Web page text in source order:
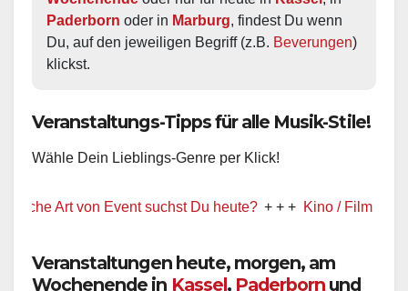
Paderborn oder in Marburg, findest Du wenn
Du, auf den jeweiligen Begriff (z.B. Beverungen)
klickst.
Veranstaltungs-Tipps für alle Musik-Stile!
Wähle Dein Lieblings-Genre per Klick!
von Event suchst Du heute? + + + Kino / Film + + + Ww
Veranstaltungen heute, morgen, am
Wochenende in Kassel, Paderborn und